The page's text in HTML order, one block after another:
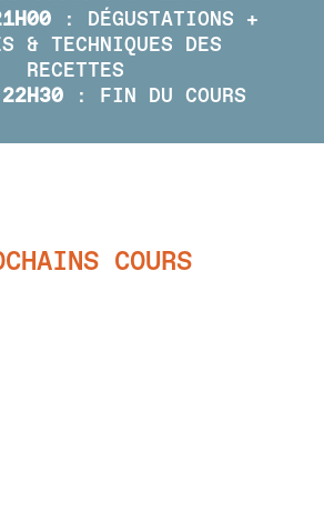
: DÉGUSTATIONS +
& TECHNIQUES DES
RECETTES
: FIN DU COURS
COURS